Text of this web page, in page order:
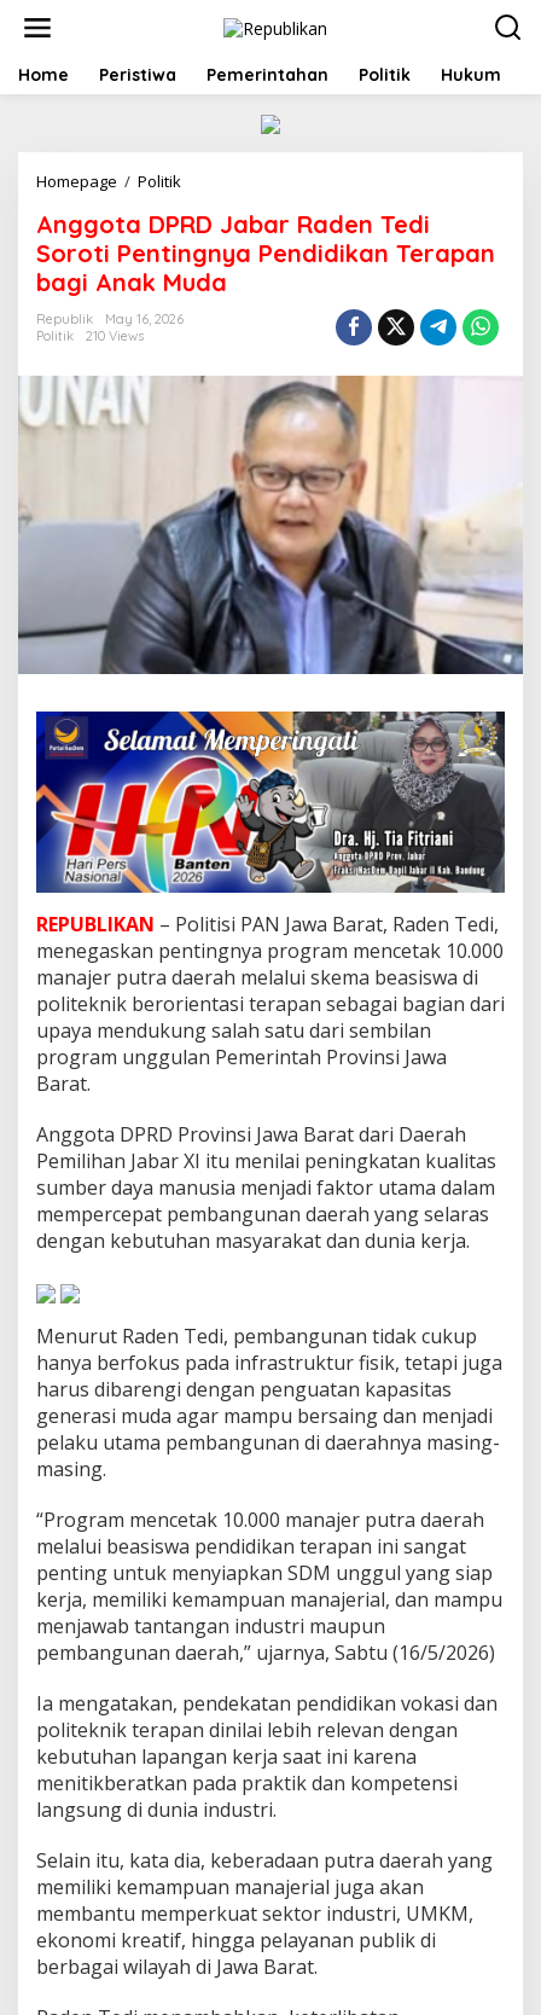
t
Home Peristiwa Pemerintahan Politik Hukum
Homepage / Politik
g
g
o
t
a
R
r
d
e
n
e
d
S
o
r
o
t
P
e
n
t
i
n
g
n
y
a
d
i
d
k
a
r
a
p
a
n
b
A
n
a
k
u
d
Anggota DPRD Jabar Raden Tedi
Soroti Pentingnya Pendidikan Terapan
bagi Anak Muda
Republik
May 16, 2026
Politik
210 Views
REPUBLIKAN – Politisi PAN Jawa Barat, Raden Tedi,
menegaskan pentingnya program mencetak 10.000
manajer putra daerah melalui skema beasiswa di
politeknik berorientasi terapan sebagai bagian dari
upaya mendukung salah satu dari sembilan
program unggulan Pemerintah Provinsi Jawa
Barat.
Anggota DPRD Provinsi Jawa Barat dari Daerah
Pemilihan Jabar XI itu menilai peningkatan kualitas
sumber daya manusia menjadi faktor utama dalam
mempercepat pembangunan daerah yang selaras
dengan kebutuhan masyarakat dan dunia kerja.
Menurut Raden Tedi, pembangunan tidak cukup
hanya berfokus pada infrastruktur fisik, tetapi juga
harus dibarengi dengan penguatan kapasitas
generasi muda agar mampu bersaing dan menjadi
pelaku utama pembangunan di daerahnya masing-
masing.
“Program mencetak 10.000 manajer putra daerah
melalui beasiswa pendidikan terapan ini sangat
penting untuk menyiapkan SDM unggul yang siap
kerja, memiliki kemampuan manajerial, dan mampu
menjawab tantangan industri maupun
pembangunan daerah,” ujarnya, Sabtu (16/5/2026)
Ia mengatakan, pendekatan pendidikan vokasi dan
politeknik terapan dinilai lebih relevan dengan
kebutuhan lapangan kerja saat ini karena
menitikberatkan pada praktik dan kompetensi
langsung di dunia industri.
Selain itu, kata dia, keberadaan putra daerah yang
memiliki kemampuan manajerial juga akan
membantu memperkuat sektor industri, UMKM,
ekonomi kreatif, hingga pelayanan publik di
berbagai wilayah di Jawa Barat.